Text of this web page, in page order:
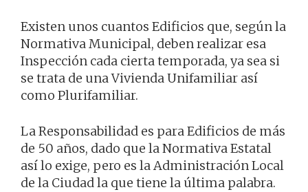
Existen unos cuantos Edificios que, según la
Normativa Municipal, deben realizar esa
Inspección cada cierta temporada, ya sea si
se trata de una Vivienda Unifamiliar así
como Plurifamiliar.
La Responsabilidad es para Edificios de más
de 50 años, dado que la Normativa Estatal
así lo exige, pero es la Administración Local
de la Ciudad la que tiene la última palabra.